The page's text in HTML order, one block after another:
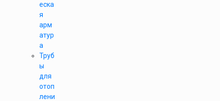
еска
я
арм
атур
а
Труб
ы
для
отоп
лени